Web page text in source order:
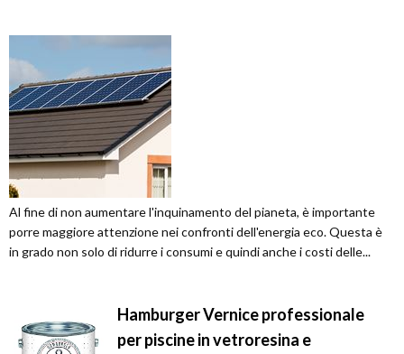
Al fine di non aumentare l'inquinamento del pianeta, è importante
porre maggiore attenzione nei confronti dell'energia eco. Questa è
in grado non solo di ridurre i consumi e quindi anche i costi delle...
Hamburger Vernice professionale
per piscine in vetroresina e